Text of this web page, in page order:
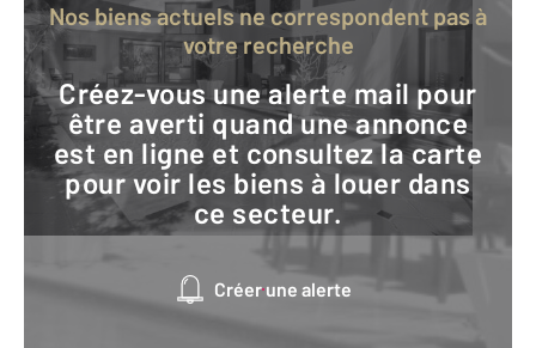
Nos biens actuels ne correspondent pas à
votre recherche
Créez-vous une alerte mail pour
être averti quand une annonce
est en ligne et consultez la carte
pour voir les biens à louer dans
ce secteur.
Créer une alerte